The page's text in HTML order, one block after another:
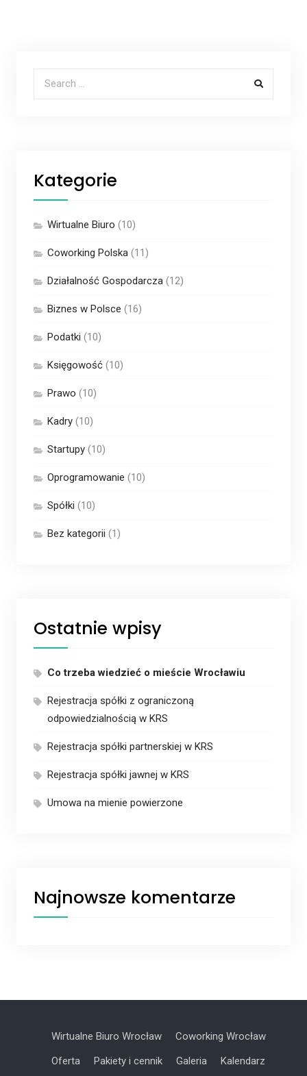
Search for:
Kategorie
Wirtualne Biuro (10)
Coworking Polska(11)
Działalność Gospodarcza(12)
Biznes w Polsce (16)
Podatki (10)
Księgowość(10)
Prawo (10)
Kadry(10)
Startupy(10)
Oprogramowanie (10)
Spółki (10)
Bez kategorii (1)
Ostatnie wpisy
Co trzeba wiedzieć o mieście Wrocławiu
Rejestracja spółki z ograniczoną
odpowiedzialnością w KRS
Rejestracja spółki partnerskiej w KRS
Rejestracja spółki jawnej w KRS
Umowa na mienie powierzone
Najnowsze komentarze
Wirtualne Biuro Wrocław
Coworking Wrocław
Oferta
Pakiety i cennik Galeria Kalendarz